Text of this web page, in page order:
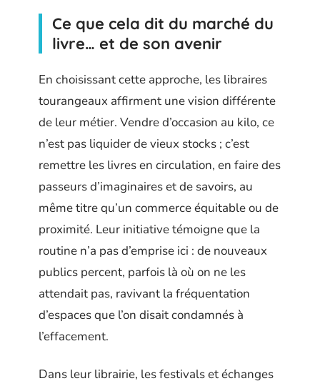
Ce que cela dit du marché du
livre… et de son avenir
En choisissant cette approche, les libraires
tourangeaux affirment une vision différente
de leur métier. Vendre d’occasion au kilo, ce
n’est pas liquider de vieux stocks ; c’est
remettre les livres en circulation, en faire des
passeurs d’imaginaires et de savoirs, au
même titre qu’un commerce équitable ou de
proximité. Leur initiative témoigne que la
routine n’a pas d’emprise ici : de nouveaux
publics percent, parfois là où on ne les
attendait pas, ravivant la fréquentation
d’espaces que l’on disait condamnés à
l’effacement.
Dans leur librairie, les festivals et échanges